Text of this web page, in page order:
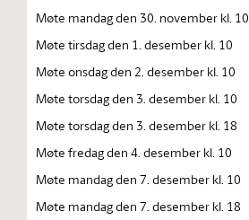
Møte mandag den 30. november kl. 10
Møte tirsdag den 1. desember kl. 10
Møte onsdag den 2. desember kl. 10
Møte torsdag den 3. desember kl. 10
Møte torsdag den 3. desember kl. 18
Møte fredag den 4. desember kl. 10
Møte mandag den 7. desember kl. 10
Møte mandag den 7. desember kl. 18